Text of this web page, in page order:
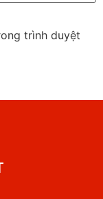
trình duyệt